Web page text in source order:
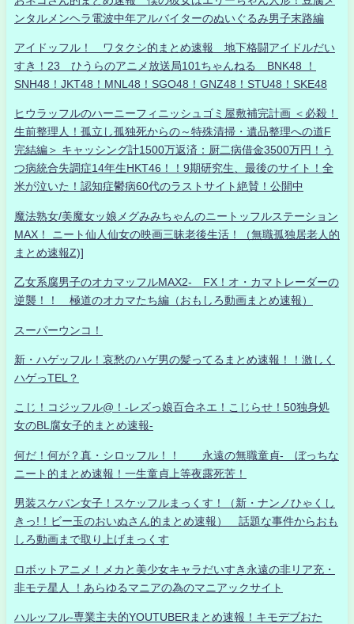
ンタルメンヘラ電波中年アルバイターのぬいぐるみ男子末路編
アイドッフル！ ワタクシ的まとめ速報 地下格闘アイドルだい
すき！23 ひうらのアニメ放送局101ちゃんねる BNK48 ！
SNH48！JKT48！MNL48！SGO48！GNZ48！STU48！SKE48
ヒウラッフルのハーニーフィニッシュゴミ屋敷補完計画 ＜必殺！
生前整理人！孤立し孤独死からの～特殊清掃・遺品整理への道F
完結編＞ キャッシング計1500万返済：厨二病借金3500万円！う
つ病統合失調症14年生HKT46！！9期研究生、最後のサイト！全
米が泣いた！認知症鬱病60代のラストサイト絶賛！公開中
魔法熟女/美魔女ッ娘メグみみちゃんのニートッフルステーション
MAX！ ニート仙人仙女の映画三昧老後生活！（無職孤独居老人的
まとめ速報Z)]
乙女系腐男子のオカマッフルMAX2- FX！オ・カマトレーダーの
逆襲！！ 極道のオカマたち編（おもしろ動画まとめ速報）
スーパーウンコ！
新・ハゲッフル！哀愁のハゲ男の髪ってるまとめ速報！！激しく
ハゲっTEL？
こじ！コジッフル@！-レズっ娘百合ネエ！こじらせ！50独身処
女のBL腐女子的まとめ速報-
何だ！何が？真・シロッフル！！ 永遠の無職童貞- ぼっちな
ニート的まとめ速報！一生童貞上等夜露死苦！
男装スケバン女子！スケッフルまっくす！（新・ナンノひゃくし
きっ!！ビー玉のおいぬさん的まとめ速報） 話題な事件からおも
しろ動画まで取り上げまっくす
ロボットアニメ！メカと美少女キャラだいすき永遠の非リア充・
非モテ星人 ！あらゆるマニアの為のマニアックサイト
ハルッフル-専業主夫的YOUTUBERまとめ速報！キモデブおた